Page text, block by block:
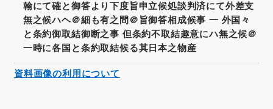
翰にて確と御答より下度旨申立候処談判済にて外差支
無之候ハヘ＠細も有之間＠旨御答相成候事 一 外国々
と条約御取結御断之事 但条約不取結趣意にハ無之候＠
一時に各国と条約取結候る其日本之物産
資料画像の利用について